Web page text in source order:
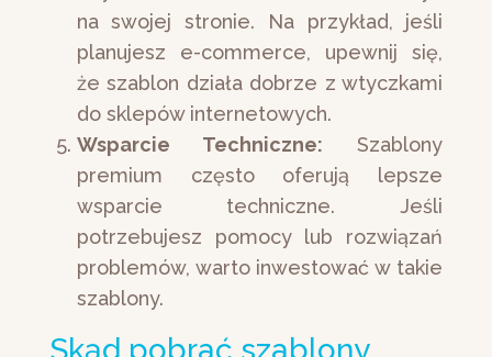
na swojej stronie. Na przykład, jeśli
planujesz e-commerce, upewnij się,
że szablon działa dobrze z wtyczkami
do sklepów internetowych.
Wsparcie Techniczne: Szablony
premium często oferują lepsze
wsparcie techniczne. Jeśli
potrzebujesz pomocy lub rozwiązań
problemów, warto inwestować w takie
szablony.